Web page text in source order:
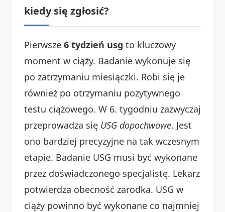
kiedy się zgłosić?
Pierwsze 6 tydzień usg to kluczowy
moment w ciąży. Badanie wykonuje się
po zatrzymaniu miesiączki. Robi się je
również po otrzymaniu pozytywnego
testu ciążowego. W 6. tygodniu zazwyczaj
przeprowadza się USG dopochwowe. Jest
ono bardziej precyzyjne na tak wczesnym
etapie. Badanie USG musi być wykonane
przez doświadczonego specjalistę. Lekarz
potwierdza obecność zarodka. USG w
ciąży powinno być wykonane co najmniej